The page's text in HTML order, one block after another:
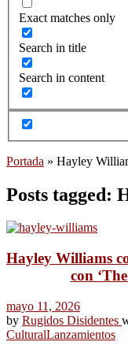
Exact matches only
Search in title
Search in content
Portada » Hayley
Posts tagged:
Hayley Williams
con
mayo 11, 2026
by Rugidos Disidentes
CulturalLanzamientos